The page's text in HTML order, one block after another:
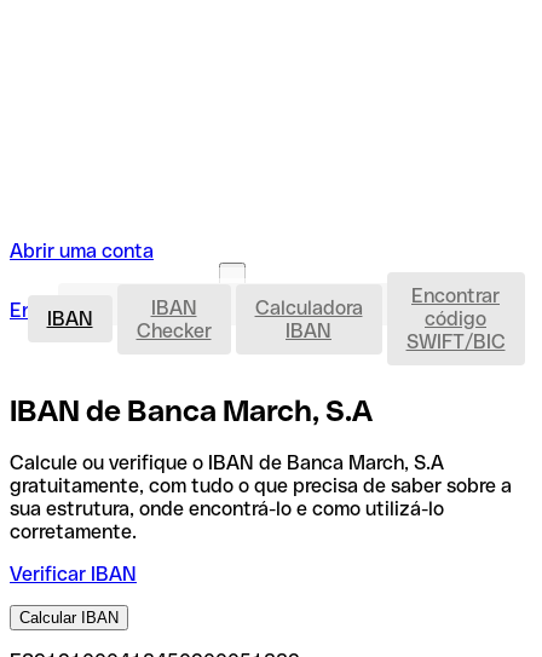
Abrir uma conta
Entrar Abrir uma conta IBAN
IBAN
IBAN
Checker
Calculadora
IBAN
Encontrar
código
SWIFT/BIC
IBAN de Banca March, S.A
Calcule ou verifique o IBAN de Banca March, S.A
gratuitamente, com tudo o que precisa de saber sobre a
sua estrutura, onde encontrá-lo e como utilizá-lo
corretamente.
Verificar IBAN
Calcular IBAN